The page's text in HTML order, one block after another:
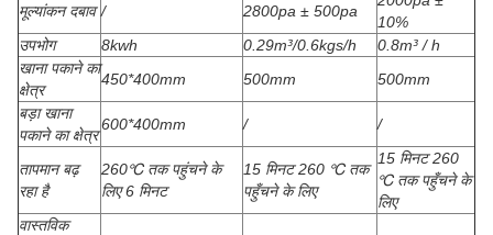
मूल्यांकन दबाव / 2800pa ± 500pa
10%
उपभोग
8kwh 0.29m³/0.6kgs/h
0.8m³ / h
खाना पकाने का
क्षेत्र
450*400mm 500mm
500mm
बड़ा खाना
पकाने का क्षेत्र
600*400mm / /
तापमान बढ़
रहा है
260℃ तक पहुंचने के
लिए 6 मिनट
15 मिनट 260 ℃ तक
पहुँचने के लिए
15 मिनट 260
℃ तक पहुँचने के
लिए
वास्तविक